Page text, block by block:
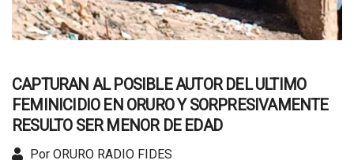
CAPTURAN AL POSIBLE AUTOR DEL ULTIMO
FEMINICIDIO EN ORURO Y SORPRESIVAMENTE
RESULTO SER MENOR DE EDAD
Por ORURO RADIO FIDES